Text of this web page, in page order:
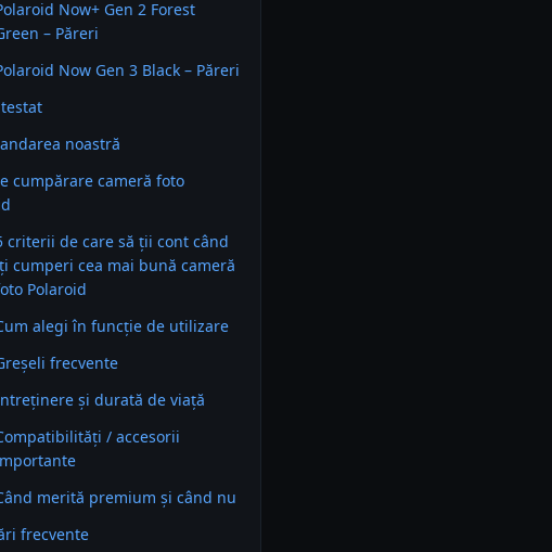
Now+ Gen 2 Forest
– Păreri
Now Gen 3 Black – Păreri
noastră
cumpărare cameră foto
criterii de care să ții cont când
cumperi cea mai bună cameră
Polaroid
alegi în funcție de utilizare
frecvente
și durată de viață
/ accesorii
merită premium și când nu
frecvente